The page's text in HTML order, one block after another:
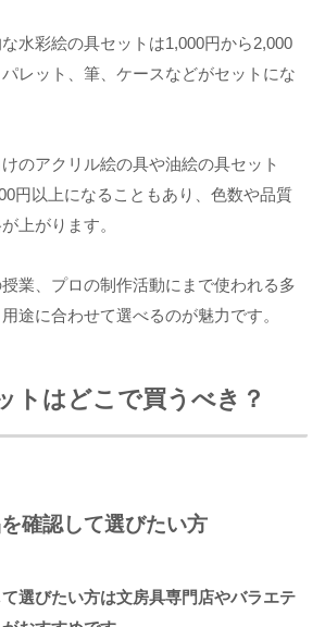
水彩絵の具セットは1,000円から2,000
レット、筆、ケースなどがセットにな
のアクリル絵の具や油絵の具セット
円以上になることもあり、色数や品質
上がります。
業、プロの制作活動にまで使われる多
途に合わせて選べるのが魅力です。
トはどこで買うべき？
確認して選びたい方
選びたい方は文房具専門店やバラエテ